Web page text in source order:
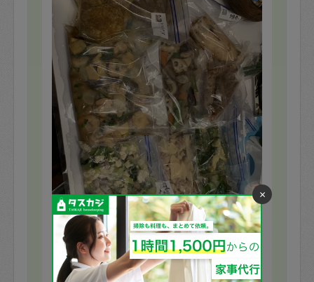
※依頼者の依頼当時の主観的な感想です。
×